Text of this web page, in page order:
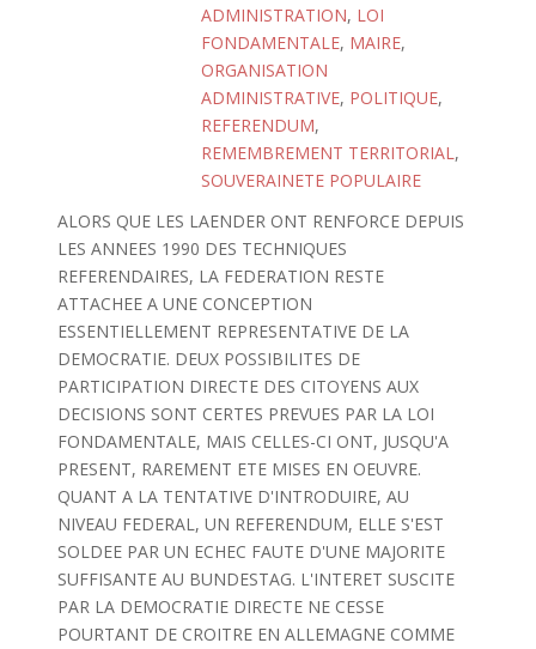
ADMINISTRATION, LOI
FONDAMENTALE, MAIRE,
ORGANISATION
ADMINISTRATIVE, POLITIQUE,
REFERENDUM,
REMEMBREMENT TERRITORIAL,
SOUVERAINETE POPULAIRE
ALORS QUE LES LAENDER ONT RENFORCE DEPUIS
LES ANNEES 1990 DES TECHNIQUES
REFERENDAIRES, LA FEDERATION RESTE
ATTACHEE A UNE CONCEPTION
ESSENTIELLEMENT REPRESENTATIVE DE LA
DEMOCRATIE. DEUX POSSIBILITES DE
PARTICIPATION DIRECTE DES CITOYENS AUX
DECISIONS SONT CERTES PREVUES PAR LA LOI
FONDAMENTALE, MAIS CELLES-CI ONT, JUSQU'A
PRESENT, RAREMENT ETE MISES EN OEUVRE.
QUANT A LA TENTATIVE D'INTRODUIRE, AU
NIVEAU FEDERAL, UN REFERENDUM, ELLE S'EST
SOLDEE PAR UN ECHEC FAUTE D'UNE MAJORITE
SUFFISANTE AU BUNDESTAG. L'INTERET SUSCITE
PAR LA DEMOCRATIE DIRECTE NE CESSE
POURTANT DE CROITRE EN ALLEMAGNE COMME